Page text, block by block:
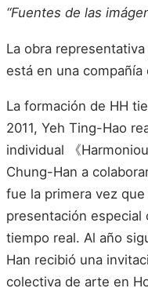
“Fuentes de las
La obra
está en una compañía
La formación de HH
2011, Yeh Ting-Hao
individual 《
Chung-Han a
fue la primera vez
presentación especial
tiempo real. Al año
Han recibió una
colectiva de arte en